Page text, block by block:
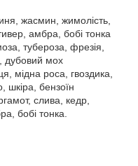
жасмин, жимолість,
амбра, бобі тонка
тубероза, фрезія,
дубовий мох
мідна роса, гвоздика,
шкіра, бензоїн
слива, кедр,
бобі тонка.